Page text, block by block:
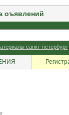
оъявлений
санкт-петербург